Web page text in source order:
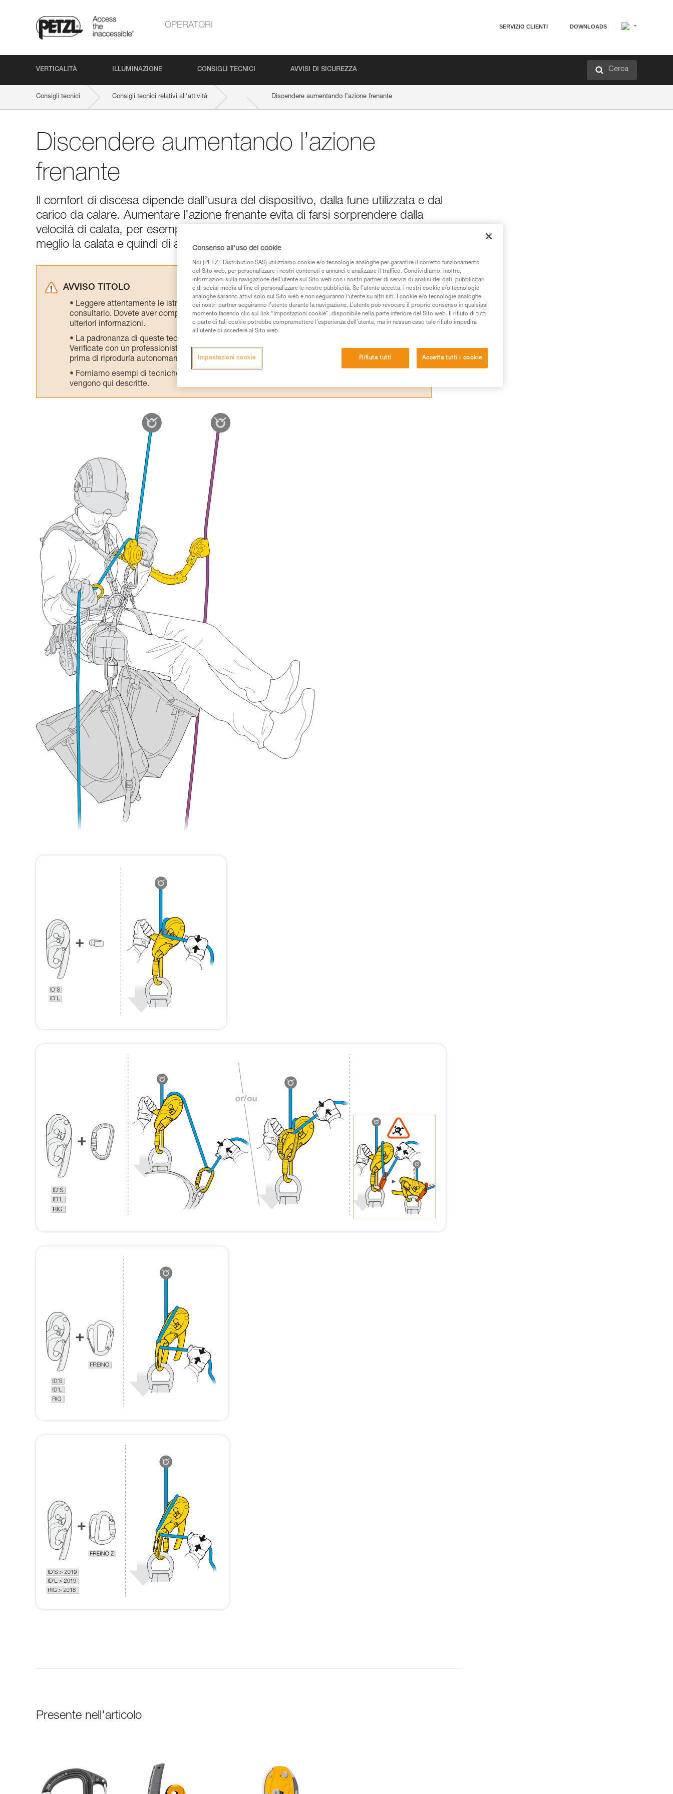
OPERATORI SERVIZIO CLIENTI DOWNLOADS
VERTICALITÀ ILLUMINAZIONE CONSIGLI TECNICI AVVISI DI SICUREZZA Cerca
Consigli tecnici Consigli tecnici relativi all'attività Discendere aumentando l’azione frenante
Discendere aumentando l’azione
frenante
Il comfort di discesa dipende dall’usura del dispositivo, dalla fune utilizzata e dal
carico da calare. Aumentare l’azione frenante evita di farsi sorprendere dalla
velocità di calata, per esempio su fune sottile o nuova. Questo permette di regolare
meglio la calata e quindi di avere un miglior comfort nella discesa.
AVVISO TITOLO
Leggere attentamente le istruzioni tecniche dei prodotti utilizzati in questo consiglio prima di
consultarlo. Dovete aver compreso le informazioni dell’istruzione tecnica per poter capire queste
ulteriori informazioni.
La padronanza di queste tecniche richiede una formazione ed un addestramento specifico.
Verificate con un professionista la vostra capacità di rifare la manovra, da soli, in piena sicurezza,
prima di riprodurla autonomamente.
Forniamo esempi di tecniche relative alla vostra attività. Ne possono esistere altre che non
vengono qui descritte.
Presente nell'articolo
Consenso all'uso dei cookie
Noi (PETZL Distribution SAS) utilizziamo cookie e/o tecnologie analoghe per garantire il corretto funzionamento
del Sito web, per personalizzare i nostri contenuti e annunci e analizzare il traffico. Condividiamo, inoltre,
informazioni sulla navigazione dell’utente sul Sito web con i nostri partner di servizi di analisi dei dati, pubblicitari
e di social media al fine di personalizzare le nostre pubblicità. Se l’utente accetta, i nostri cookie e/o tecnologie
analoghe saranno attivi solo sul Sito web e non seguiranno l’utente su altri siti. I cookie e/o tecnologie analoghe
dei nostri partner seguiranno l’utente durante la navigazione. L’utente può revocare il proprio consenso in qualsiasi
momento facendo clic sul link “Impostazioni cookie”, disponibile nella parte inferiore del Sito web. Il rifiuto di tutti
o parte di tali cookie potrebbe compromettere l’esperienza dell’utente, ma in nessun caso tale rifiuto impedirà
all’utente di accedere al Sito web.
Rifiuta tutti Accetta tutti i cookie
Impostazioni cookie